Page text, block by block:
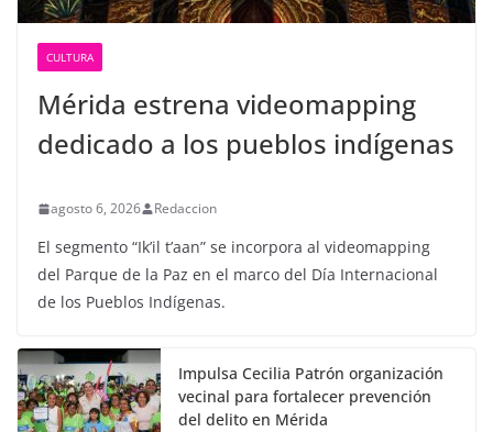
CULTURA
Mérida estrena videomapping
dedicado a los pueblos indígenas
agosto 6, 2026 Redaccion
El segmento “Ik’il t’aan” se incorpora al videomapping
del Parque de la Paz en el marco del Día Internacional
de los Pueblos Indígenas.
Impulsa Cecilia Patrón organización
vecinal para fortalecer prevención
del delito en Mérida